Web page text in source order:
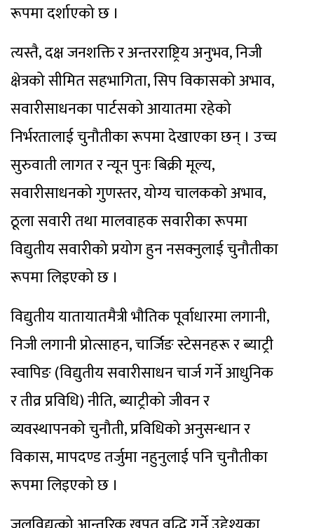
रूपमा दर्शाएको छ ।
त्यस्तै, दक्ष जनशक्ति र अन्तरराष्ट्रिय अनुभव, निजी
क्षेत्रको सीमित सहभागिता, सिप विकासको अभाव,
सवारीसाधनका पार्टसको आयातमा रहेको
निर्भरतालाई चुनौतीका रूपमा देखाएका छन् । उच्च
सुरुवाती लागत र न्यून पुनः बिक्री मूल्य,
सवारीसाधनको गुणस्तर, योग्य चालकको अभाव,
ठूला सवारी तथा मालवाहक सवारीका रूपमा
विद्युतीय सवारीको प्रयोग हुन नसक्नुलाई चुनौतीका
रूपमा लिइएको छ ।
विद्युतीय यातायातमैत्री भौतिक पूर्वाधारमा लगानी,
निजी लगानी प्रोत्साहन, चार्जिङ स्टेसनहरू र ब्याट्री
स्वापिङ (विद्युतीय सवारीसाधन चार्ज गर्ने आधुनिक
र तीव्र प्रविधि) नीति, ब्याट्रीको जीवन र
व्यवस्थापनको चुनौती, प्रविधिको अनुसन्धान र
विकास, मापदण्ड तर्जुमा नहुनुलाई पनि चुनौतीका
रूपमा लिइएको छ ।